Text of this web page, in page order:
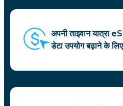
अपनी ताइवान यात्रा
डेटा उपयोग बढ़ाने के